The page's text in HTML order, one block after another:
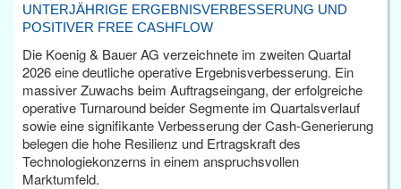
UNTERJÄHRIGE ERGEBNISVERBESSERUNG UND
POSITIVER FREE CASHFLOW
Die Koenig & Bauer AG verzeichnete im zweiten Quartal
2026 eine deutliche operative Ergebnisverbesserung. Ein
massiver Zuwachs beim Auftragseingang, der erfolgreiche
operative Turnaround beider Segmente im Quartalsverlauf
sowie eine signifikante Verbesserung der Cash-Generierung
belegen die hohe Resilienz und Ertragskraft des
Technologiekonzerns in einem anspruchsvollen
Marktumfeld.